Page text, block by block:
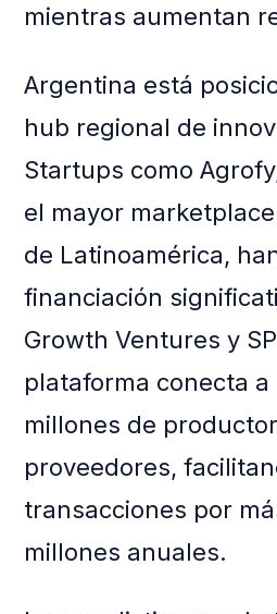
mientras aumentan
Argentina está
hub regional de
Startups como
el mayor
de Latinoamérica,
financiación
Growth Ventures y
plataforma conecta a
millones de
proveedores,
transacciones por
millones anuales.